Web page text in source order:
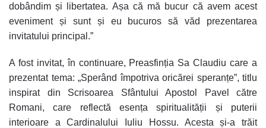
dobândim și libertatea. Așa că mă bucur că avem acest
eveniment și sunt și eu bucuros să văd prezentarea
invitatului principal.”
A fost invitat, în continuare, Preasfinția Sa Claudiu care a
prezentat tema: „Sperând împotriva oricărei speranțe”, titlu
inspirat din Scrisoarea Sfântului Apostol Pavel către
Romani, care reflectă esența spiritualității și puterii
interioare a Cardinalului Iuliu Hossu. Acesta și-a trăit